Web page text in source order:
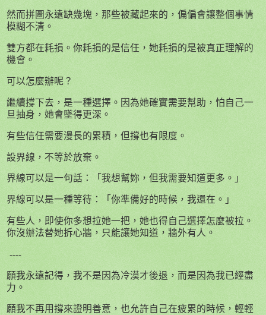
然而拼圖永遠缺幾塊，那些被藏起來的，偏偏會讓整個事情
模糊不清。
雙方都在耗損。你耗損的是信任，她耗損的是被真正理解的
機會。
可以怎麼辦呢？
繼續撐下去，是一種選擇。因為她確實需要幫助，怕自己一
旦抽身，她會墜得更深。
有些信任需要漫長的累積，但撐也有限度。
設界線，不等於放棄。
界線可以是一句話：「我想幫妳，但我需要知道更多。」
界線可以是一種等待：「你準備好的時候，我還在。」
有些人，即使你多想拉她一把，她也得自己選擇怎麼被拉。
你沒辦法替她拆心牆，只能讓她知道，牆外有人。
----
願我永遠記得，我不是因為冷漠才後退，而是因為我已經盡
力。
願我不再用撐來證明善意，也允許自己在疲累的時候，輕輕